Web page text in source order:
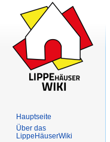
Hauptseite
Über das
LippeHäuserWiki